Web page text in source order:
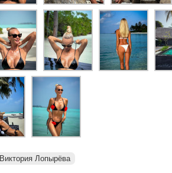
Виктория Лопырёва